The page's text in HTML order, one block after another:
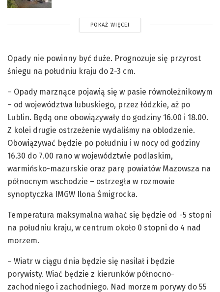
POKAŻ WIĘCEJ
Opady nie powinny być duże. Prognozuje się przyrost
śniegu na południu kraju do 2-3 cm.
– Opady marznące pojawią się w pasie równoleżnikowym
– od województwa lubuskiego, przez łódzkie, aż po
Lublin. Będą one obowiązywały do godziny 16.00 i 18.00.
Z kolei drugie ostrzeżenie wydaliśmy na oblodzenie.
Obowiązywać będzie po południu i w nocy od godziny
16.30 do 7.00 rano w województwie podlaskim,
warmińsko-mazurskie oraz parę powiatów Mazowsza na
północnym wschodzie – ostrzegła w rozmowie
synoptyczka IMGW Ilona Śmigrocka.
Temperatura maksymalna wahać się będzie od -5 stopni
na południu kraju, w centrum około 0 stopni do 4 nad
morzem.
– Wiatr w ciągu dnia będzie się nasilał i będzie
porywisty. Wiać będzie z kierunków północno-
zachodniego i zachodniego. Nad morzem porywy do 55